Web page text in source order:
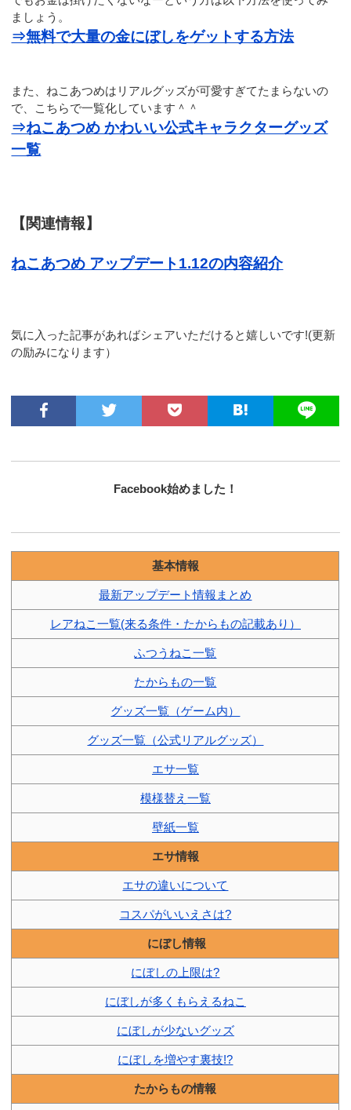
ましょう。
⇒無料で大量の金にぼしをゲットする方法
また、ねこあつめはリアルグッズが可愛すぎてたまらないの
で、こちらで一覧化しています＾＾
⇒ねこあつめ かわいい公式キャラクターグッズ
一覧
【関連情報】
ねこあつめ アップデート1.12の内容紹介
気に入った記事があればシェアいただけると嬉しいです!(更新
の励みになります）
Facebook始めました！
基本情報
最新アップデート情報まとめ
レアねこ一覧(来る条件・たからもの記載あり）
ふつうねこ一覧
たからもの一覧
グッズ一覧（ゲーム内）
グッズ一覧（公式リアルグッズ）
エサ一覧
模様替え一覧
壁紙一覧
エサ情報
エサの違いについて
コスパがいいえさは?
にぼし情報
にぼしの上限は?
にぼしが多くもらえるねこ
にぼしが少ないグッズ
にぼしを増やす裏技!?
たからもの情報